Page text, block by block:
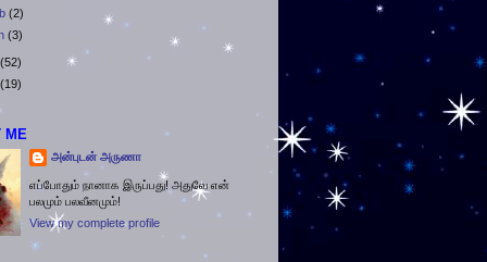
(2)
(3)
(52)
(19)
ME
அன்புடன் அருணா
எப்போதும் நானாக இருப்பது! அதுவே என்
பலமும் பலவீனமும்!
View my complete profile